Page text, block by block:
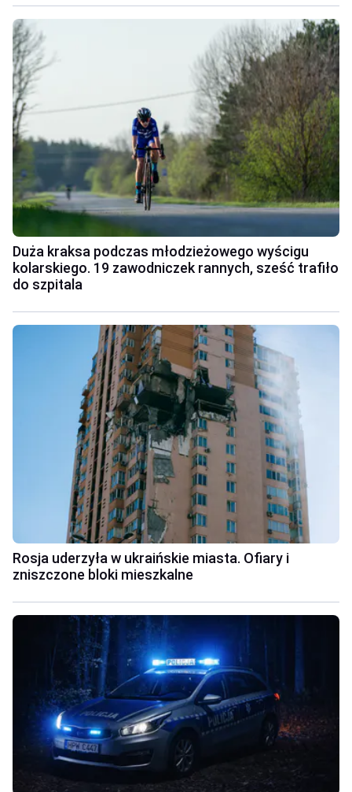
Duża kraksa podczas młodzieżowego wyścigu
kolarskiego. 19 zawodniczek rannych, sześć trafiło
do szpitala
Rosja uderzyła w ukraińskie miasta. Ofiary i
zniszczone bloki mieszkalne